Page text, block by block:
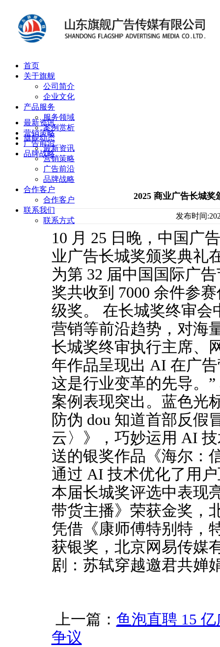
首页
关于旗舰
公司简介
企业文化
产品服务
服务领域
案例赏析
旗舰动态
最新资讯
营销策略
广告前沿
品牌战略
合作客户
合作客户
联系我们
联系方式
最新资讯
营销策略
广告前沿
品牌战略
2025 商业广告长城
发布时间
10 月 25 日晚，中国广
业广告长城奖颁奖典礼
为第 32 届中国国际广
奖共收到 7000 余件参
级奖。 在长城奖终审
营销等前沿趋势，对海
长城奖终审执行主席、
年作品呈现出 AI 在广
这是行业变革的先导。
案例表现突出。蓝色光
防伪 dou 知道首部反假
云〉》，巧妙运用 AI
送的银奖作品《海尔：
通过 AI 技术优化了用
本届长城奖评选中表现
带货主播》荣获金奖，
凭借《康师傅特别特，
获银奖，北京网易传媒
剧：苏轼穿越邀君共婵
上一篇： 鱼泡直聘 15
争议